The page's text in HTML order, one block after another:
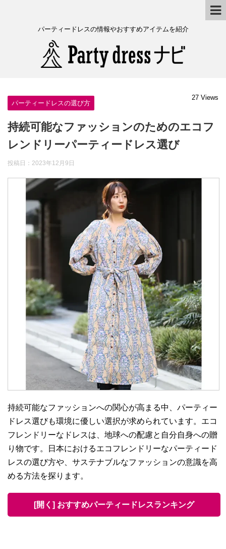
パーティードレスの情報やおすすめアイテムを紹介
パーティードレスの選び方
27 Views
持続可能なファッションのためのエコフ
レンドリーパーティードレス選び
投稿日： 2023年12月9日
持続可能なファッションへの関心が高まる中、パーティー
ドレス選びも環境に優しい選択が求められています。エコ
フレンドリーなドレスは、地球への配慮と自分自身への贈
り物です。日本におけるエコフレンドリーなパーティード
レスの選び方や、サステナブルなファッションの意識を高
める方法を探ります。
[開く] おすすめパーティードレスランキング